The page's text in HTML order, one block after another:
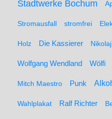
Stadtwerke Bochum
Stromausfall stromfrei
Holz Die Kassierer
Wolfgang Wendland Wölfi
Mitch Maestro Punk
Wahlplakat Ralf Richter